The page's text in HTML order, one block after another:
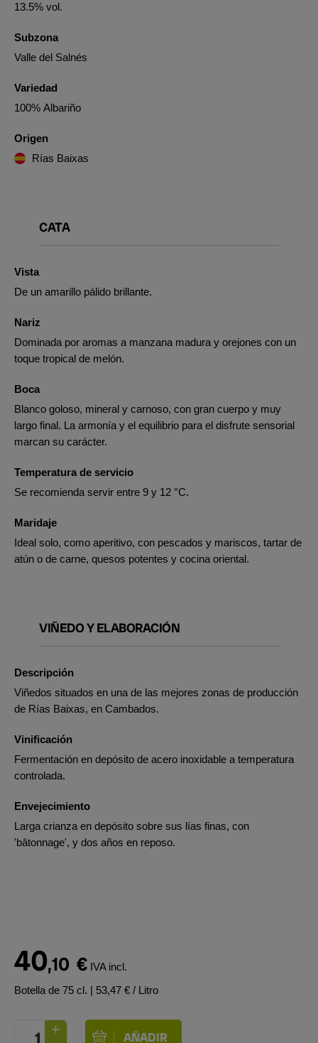
13.5% vol.
Subzona
Valle del Salnés
Variedad
100% Albariño
Origen
Rías Baixas
CATA
Vista
De un amarillo pálido brillante.
Nariz
Dominada por aromas a manzana madura y orejones con un
toque tropical de melón.
Boca
Blanco goloso, mineral y carnoso, con gran cuerpo y muy
largo final. La armonía y el equilibrio para el disfrute sensorial
marcan su carácter.
Temperatura de servicio
Se recomienda servir entre 9 y 12 °C.
Maridaje
Ideal solo, como aperitivo, con pescados y mariscos, tartar de
atún o de carne, quesos potentes y cocina oriental.
VIÑEDO Y ELABORACIÓN
Descripción
Viñedos situados en una de las mejores zonas de producción
de Rías Baixas, en Cambados.
Vinificación
Fermentación en depósito de acero inoxidable a temperatura
controlada.
Envejecimiento
Larga crianza en depósito sobre sus lías finas, con
'bâtonnage', y dos años en reposo.
40,10 € IVA incl.
Botella de 75 cl. | 53,47 € / Litro